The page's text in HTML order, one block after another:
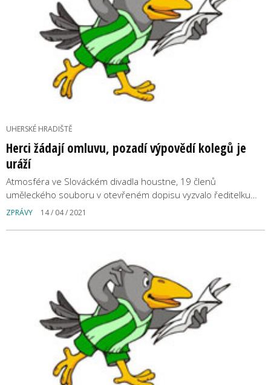
UHERSKÉ HRADIŠTĚ
Herci žádají omluvu, pozadí výpovědí kolegů je
uráží
Atmosféra ve Slováckém divadla houstne, 19 členů
uměleckého souboru v otevřeném dopisu vyzvalo ředitelku…
ZPRÁVY 14 / 04 / 2021